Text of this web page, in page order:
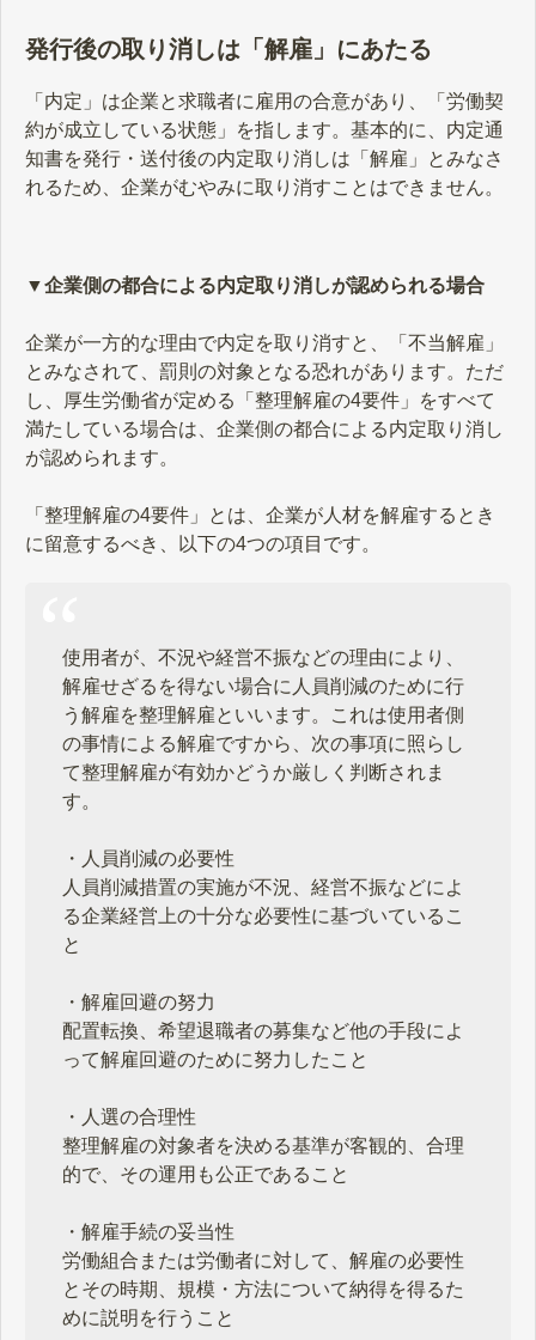
発行後の取り消しは「解雇」にあたる
「内定」は企業と求職者に雇用の合意があり、「労働契
約が成立している状態」を指します。基本的に、内定通
知書を発行・送付後の内定取り消しは「解雇」とみなさ
れるため、企業がむやみに取り消すことはできません。
▼企業側の都合による内定取り消しが認められる場合
企業が一方的な理由で内定を取り消すと、「不当解雇」
とみなされて、罰則の対象となる恐れがあります。ただ
し、厚生労働省が定める「整理解雇の4要件」をすべて
満たしている場合は、企業側の都合による内定取り消し
が認められます。
「整理解雇の4要件」とは、企業が人材を解雇するとき
に留意するべき、以下の4つの項目です。
使用者が、不況や経営不振などの理由により、
解雇せざるを得ない場合に人員削減のために行
う解雇を整理解雇といいます。これは使用者側
の事情による解雇ですから、次の事項に照らし
て整理解雇が有効かどうか厳しく判断されま
す。
・人員削減の必要性
人員削減措置の実施が不況、経営不振などによ
る企業経営上の十分な必要性に基づいているこ
と
・解雇回避の努力
配置転換、希望退職者の募集など他の手段によ
って解雇回避のために努力したこと
・人選の合理性
整理解雇の対象者を決める基準が客観的、合理
的で、その運用も公正であること
・解雇手続の妥当性
労働組合または労働者に対して、解雇の必要性
とその時期、規模・方法について納得を得るた
めに説明を行うこと